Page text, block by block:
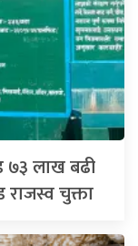
७३ लाख बढी
राजस्व चुक्ता